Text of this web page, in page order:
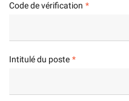
Code de vérification
Intitulé du poste